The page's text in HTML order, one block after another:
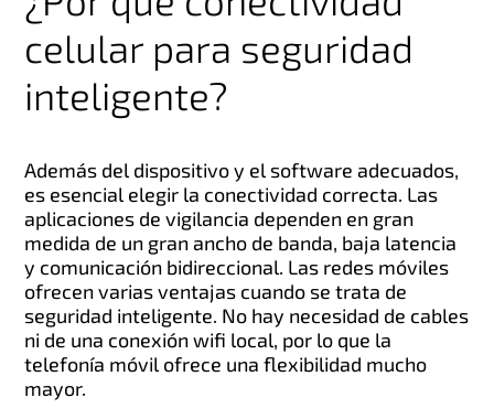
celular para seguridad
inteligente?
Además del dispositivo y el software adecuados,
es esencial elegir la conectividad correcta. Las
aplicaciones de vigilancia dependen en gran
medida de un gran ancho de banda, baja latencia
y comunicación bidireccional. Las redes móviles
ofrecen varias ventajas cuando se trata de
seguridad inteligente. No hay necesidad de cables
ni de una conexión wifi local, por lo que la
telefonía móvil ofrece una flexibilidad mucho
mayor.